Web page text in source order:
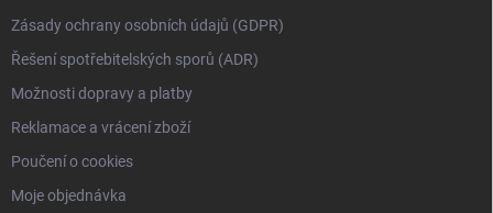
Zásady ochrany osobních údajů (GDPR)
Řešení spotřebitelských sporů (ADR)
Možnosti dopravy a platby
Reklamace a vrácení zboží
Poučení o cookies
Moje objednávka